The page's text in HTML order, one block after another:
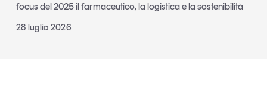
focus del 2025 il farmaceutico, la logistica e la sostenibilità
28 luglio 2026